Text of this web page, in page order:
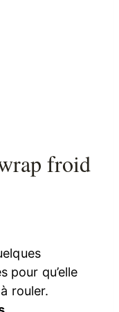
froid
pour qu’elle
rouler.